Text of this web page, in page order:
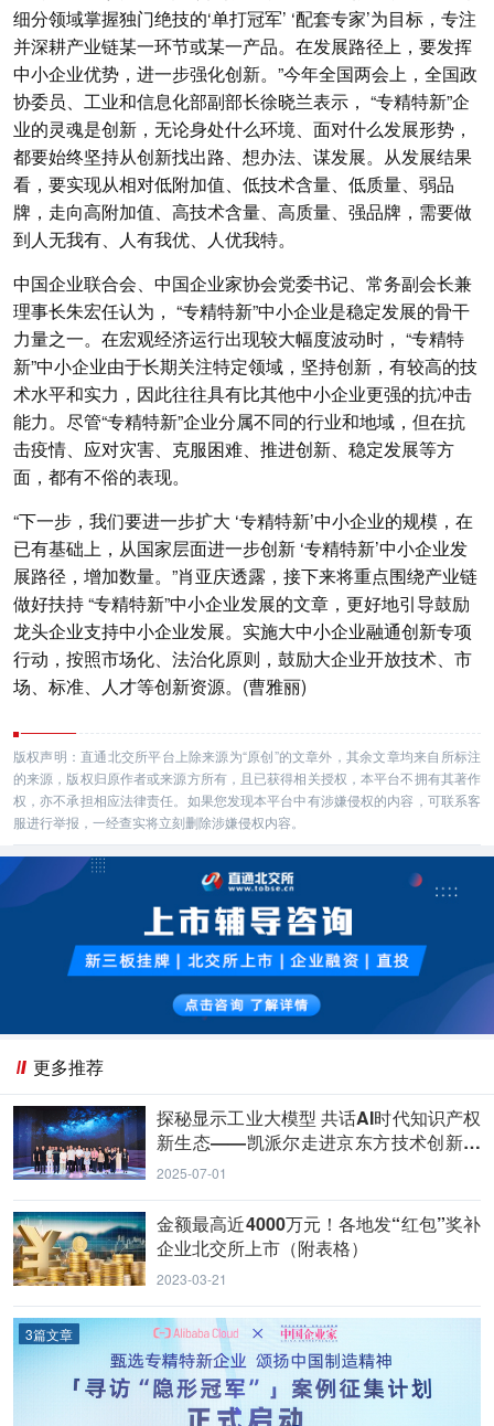
细分领域掌握独门绝技的‘单打冠军’ ‘配套专家’为目标，专注
并深耕产业链某一环节或某一产品。在发展路径上，要发挥
中小企业优势，进一步强化创新。”今年全国两会上，全国政
协委员、工业和信息化部副部长徐晓兰表示， “专精特新”企
业的灵魂是创新，无论身处什么环境、面对什么发展形势，
都要始终坚持从创新找出路、想办法、谋发展。从发展结果
看，要实现从相对低附加值、低技术含量、低质量、弱品
牌，走向高附加值、高技术含量、高质量、强品牌，需要做
到人无我有、人有我优、人优我特。
中国企业联合会、中国企业家协会党委书记、常务副会长兼
理事长朱宏任认为， “专精特新”中小企业是稳定发展的骨干
力量之一。在宏观经济运行出现较大幅度波动时， “专精特
新”中小企业由于长期关注特定领域，坚持创新，有较高的技
术水平和实力，因此往往具有比其他中小企业更强的抗冲击
能力。尽管“专精特新”企业分属不同的行业和地域，但在抗
击疫情、应对灾害、克服困难、推进创新、稳定发展等方
面，都有不俗的表现。
“下一步，我们要进一步扩大 ‘专精特新’中小企业的规模，在
已有基础上，从国家层面进一步创新 ‘专精特新’中小企业发
展路径，增加数量。”肖亚庆透露，接下来将重点围绕产业链
做好扶持 “专精特新”中小企业发展的文章，更好地引导鼓励
龙头企业支持中小企业发展。实施大中小企业融通创新专项
行动，按照市场化、法治化原则，鼓励大企业开放技术、市
场、标准、人才等创新资源。(曹雅丽)
版权声明：直通北交所平台上除来源为“原创”的文章外，其余文章均来自所标注
的来源，版权归原作者或来源方所有，且已获得相关授权，本平台不拥有其著作
权，亦不承担相应法律责任。如果您发现本平台中有涉嫌侵权的内容，可联系客
服进行举报，一经查实将立刻删除涉嫌侵权内容。
更多推荐
探秘显示工业大模型 共话AI时代知识产权
新生态——凯派尔走进京东方技术创新中
心
2025-07-01
金额最高近4000万元！各地发“红包”奖补
企业北交所上市（附表格）
2023-03-21
3篇文章